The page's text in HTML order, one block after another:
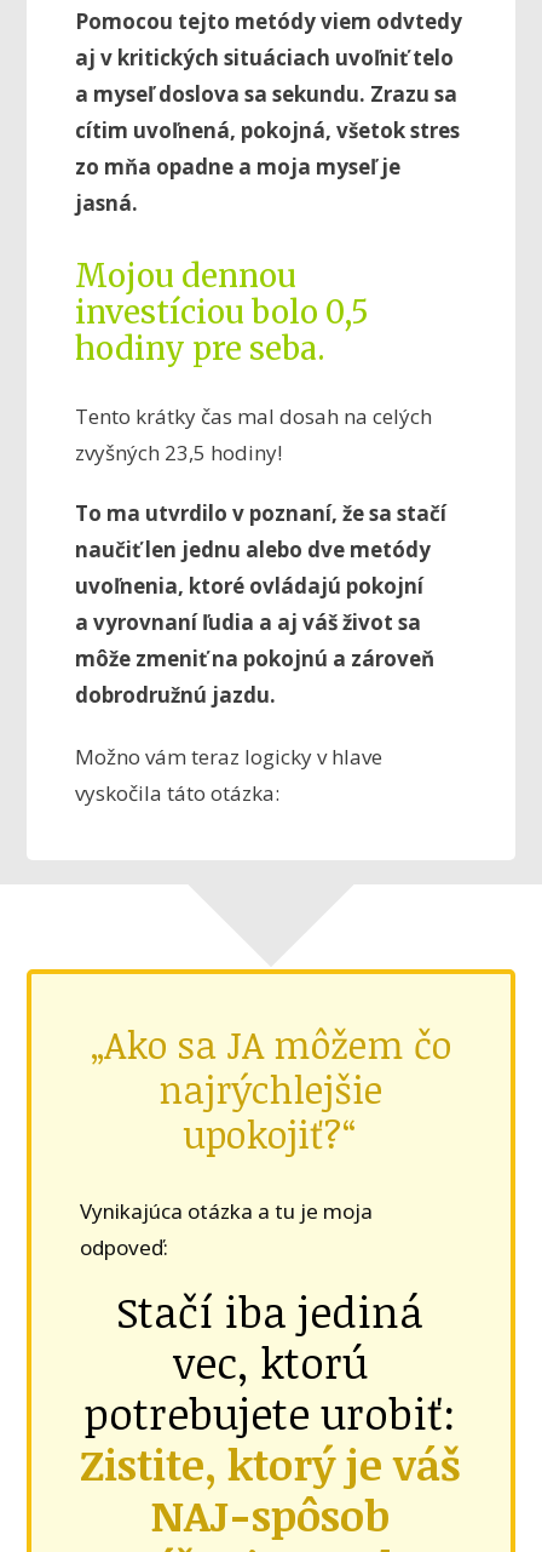
Pomocou tejto metódy viem odvtedy
aj v kritických situáciach uvoľniť telo
a myseľ doslova sa sekundu. Zrazu sa
cítim uvoľnená, pokojná, všetok stres
zo mňa opadne a moja myseľ je
jasná.
Mojou dennou
investíciou bolo 0,5
hodiny pre seba.
Tento krátky čas mal dosah na celých
zvyšných 23,5 hodiny!
To ma utvrdilo v poznaní, že sa stačí
naučiť len jednu alebo dve metódy
uvoľnenia, ktoré ovládajú pokojní
a vyrovnaní ľudia a aj váš život sa
môže zmeniť na pokojnú a zároveň
dobrodružnú jazdu.
Možno vám teraz logicky v hlave
vyskočila táto otázka:
„Ako sa JA môžem čo
najrýchlejšie
upokojiť?“
Vynikajúca otázka a tu je moja
odpoveď:
Stačí iba jediná
vec, ktorú
potrebujete urobiť:
Zistite, ktorý je váš
NAJ-spôsob